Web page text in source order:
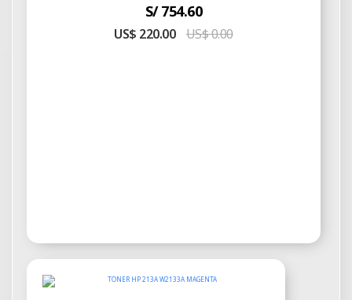
S/ 754.60
US$ 220.00 US$ 0.00